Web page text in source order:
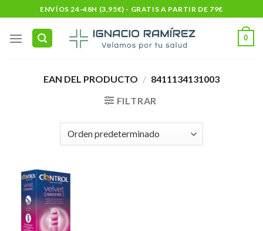
to
content
ENVÍOS 24-48H (3,95€) - GRATIS A PARTIR DE 79€
0
EAN DEL PRODUCTO / 8411134131003
FILTRAR